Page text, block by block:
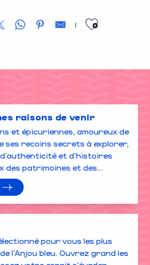
Ajouter
raisons de venir
et épicuriennes, amoureux de
ses recoins secrets à explorer,
et d’histoires
des patrimoines et des...
pour vous les plus
l’Anjou bleu. Ouvrez grand les